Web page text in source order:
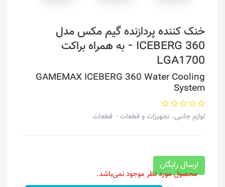
خنک کننده پردازنده گیم مکس مدل
ICEBERG 360 ⁃ به همراه براکت
LGA1700
GAMEMAX ICEBERG 360 Water Cooling
System
لوازم جانبی، تجهیزات و قطعات قطعات
ارسال رایگان
محصول مورد نظر موجود نمی‌باشد.